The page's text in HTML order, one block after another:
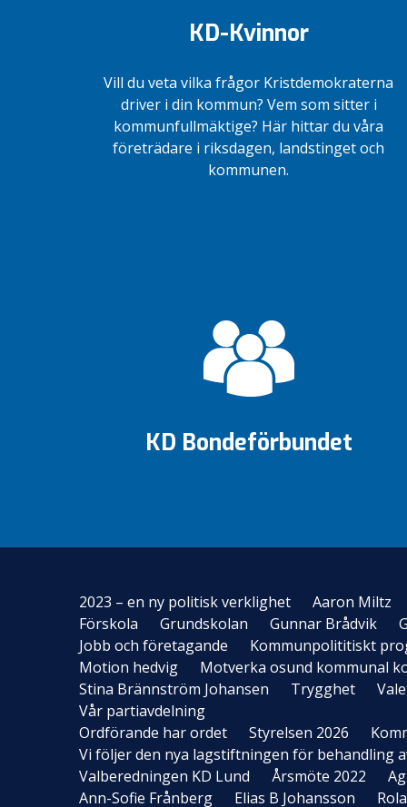
KD-Kvinnor
Vill du veta vilka frågor Kristdemokraterna
driver i din kommun? Vem som sitter i
kommunfullmäktige? Här hittar du våra
företrädare i riksdagen, landstinget och
kommunen.
KD Bondeförbundet
2023 – en ny politisk verklighet Aaron Miltz
Förskola
Grundskolan Gunnar Brådvik
Jobb och företagande
Kommunpolititiskt
Motion hedvig
Motverka osund kommunal
Stina Brännström Johansen
Trygghet
Vår partiavdelning
Ordförande har ordet
Styrelsen 2026
Vi följer den nya lagstiftningen för behandling
Valberedningen KD Lund
Årsmöte 2022
Ann-Sofie Frånberg
Elias B Johansson